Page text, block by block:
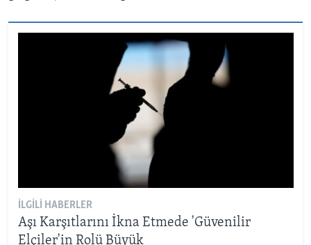
İLGILI HABERLER
Aşı Karşıtlarını İkna Etmede 'Güvenilir
Elçiler'in Rolü Büyük